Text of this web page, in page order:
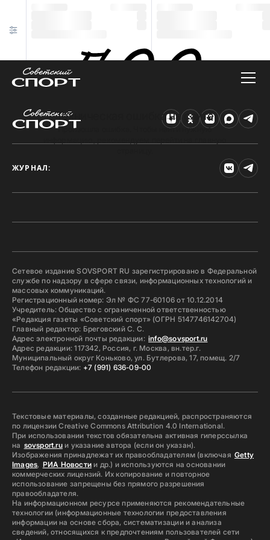
Техническая ошибка на сайте
Произошла ошибка. Чтобы найти нужную
ЖУРНАЛ:
Сетевое издание SOVSPORT RU зарегистрировано в Федеральной
службе по надзору в сфере связи, информационных технологий и
массовых коммуникаций.
Регистрационный номер: Эл № ФС 77-60106 от 10.12.2014
Учредитель: Общество с ограниченной ответственностью
«Редакция газеты «Советский спорт» (ОГРН 5147746142704)
Главный редактор: Бреговский С. С.
Адрес электронной почты редакции: info@sovsport.ru
Адрес редакции: 117342, Россия, г. Москва, вн.тер.г.
Муниципальный округ Коньково, ул. Бутлерова, 17, помещ. 2/7
Телефон редакции: +7 (991) 636-09-00
Текстовые материалы, созданные редакцией, распространяются
по лицензии Creative Commons Attribution 4.0 International.
При использовании текстов обязательна активная гиперссылка
на sovsport.ruи указание автора (если он указан).
Изображения принадлежат их правообладателям (включая Getty
Images, РИА Новостии др.) и используются на основании
коммерческих лицензий. Их копирование и повторное
использование запрещены без прямого разрешения
правообладателя.
На информационном ресурсе применяются рекомендательные
технологии (информационные технологии предоставления
информации на основе сбора, систематизации и анализа
сведений, относящихся к предпочтениям пользователей сети